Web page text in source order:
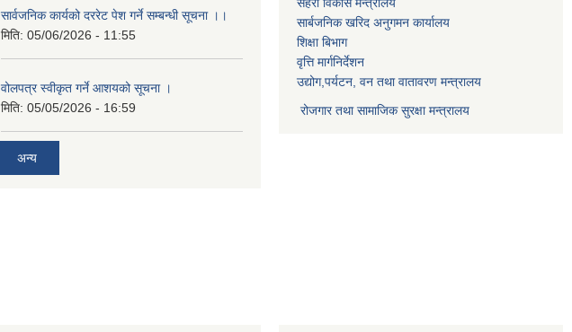
सार्वजनिक कार्यको दररेट पेश गर्ने सम्बन्धी सूचना ।।
मिति: 05/06/2026 - 11:55
वोलपत्र स्वीकृत गर्ने आशयको सूचना ।
मिति: 05/05/2026 - 16:59
अन्य
सार्बजनिक खरिद अनुगमन कार्यालय
शिक्षा बिभाग
वृत्ति मार्गनिर्देशन
उद्योग,पर्यटन, वन तथा वातावरण मन्त्रालय
रोजगार तथा सामाजिक सुरक्षा मन्त्रालय